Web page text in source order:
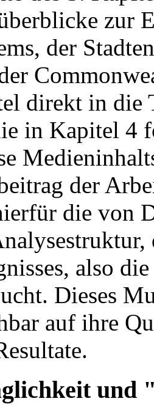
zur
der
direkt in die
in Kapitel 4
der
die von
also
Dieses
auf ihre
und